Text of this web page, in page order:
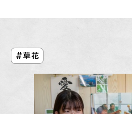
#草花